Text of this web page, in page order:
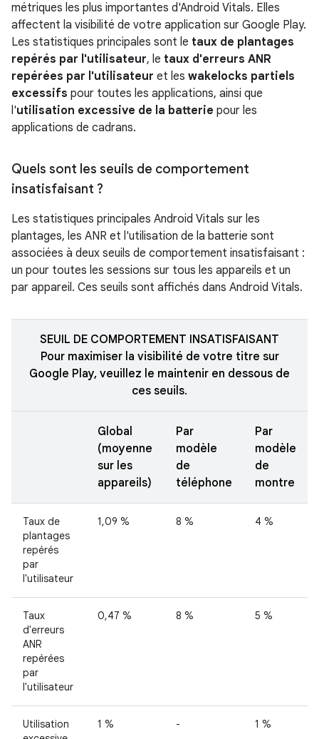
métriques les plus importantes d'Android Vitals. Elles
affectent la visibilité de votre application sur Google Play.
Les statistiques principales sont le taux de plantages
repérés par l'utilisateur, le taux d'erreurs ANR
repérées par l'utilisateur et les wakelocks partiels
excessifs pour toutes les applications, ainsi que
l'utilisation excessive de la batterie pour les
applications de cadrans.
Quels sont les seuils de comportement
insatisfaisant ?
Les statistiques principales Android Vitals sur les
plantages, les ANR et l'utilisation de la batterie sont
associées à deux seuils de comportement insatisfaisant :
un pour toutes les sessions sur tous les appareils et un
par appareil. Ces seuils sont affichés dans Android Vitals.
SEUIL DE COMPORTEMENT INSATISFAISANT
Pour maximiser la visibilité de votre titre sur
Google Play, veuillez le maintenir en dessous de
ces seuils.
Global
(moyenne
sur les
appareils)
Par
modèle
de
téléphone
Par
modèle
de
montre
Taux de
plantages
repérés
par
l'utilisateur
1,09 % 8 % 4 %
Taux
d'erreurs
ANR
repérées
par
l'utilisateur
0,47 % 8 % 5 %
Utilisation
1 % - 1 %